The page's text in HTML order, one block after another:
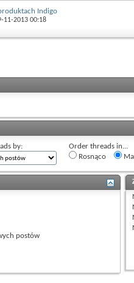
Indigo
11-2013 00:18
by:
Order threads in...
Rosnąco
postów